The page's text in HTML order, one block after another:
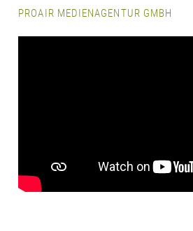
PROAIR MEDIENAGENTUR GMBH